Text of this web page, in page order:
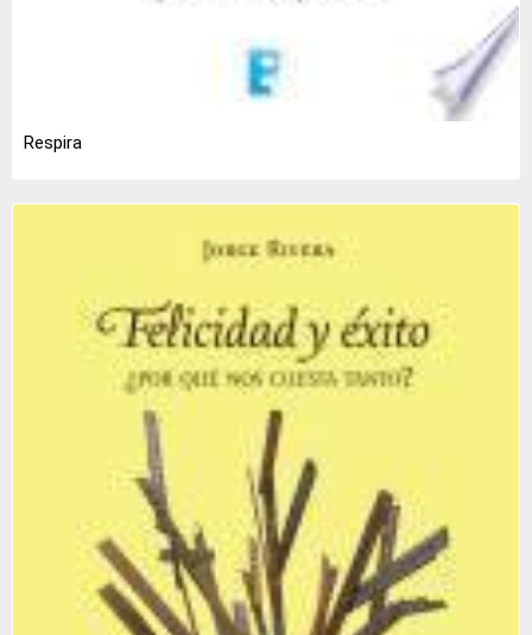
Respira